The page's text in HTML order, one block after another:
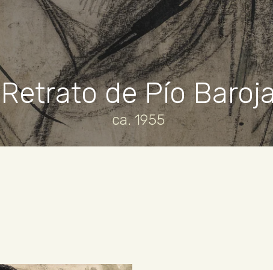
Retrato de Pío
ca. 1955